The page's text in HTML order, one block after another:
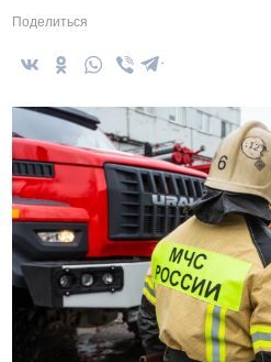
Поделиться